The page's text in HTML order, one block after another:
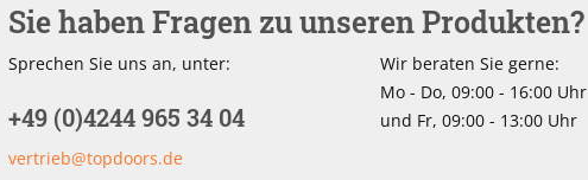
Sie haben Fragen zu unseren Produkten?
Sprechen Sie uns an, unter:
+49 (0)4244 965 34 04
vertrieb@topdoors.de
Wir beraten Sie gerne:
Mo - Do, 09:00 - 16:00 Uhr
und Fr, 09:00 - 13:00 Uhr